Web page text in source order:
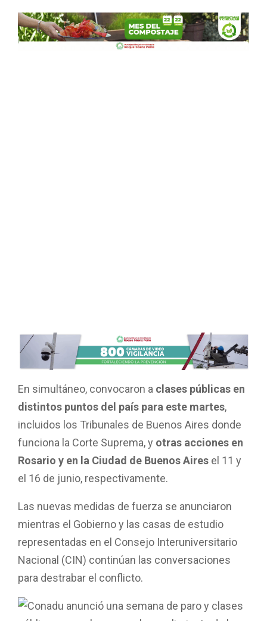
En simultáneo, convocaron a clases públicas en
distintos puntos del país para este martes,
incluidos los Tribunales de Buenos Aires donde
funciona la Corte Suprema, y otras acciones en
Rosario y en la Ciudad de Buenos Aires el 11 y
el 16 de junio, respectivamente.
Las nuevas medidas de fuerza se anunciaron
mientras el Gobierno y las casas de estudio
representadas en el Consejo Interuniversitario
Nacional (CIN) continúan las conversaciones
para destrabar el conflicto.